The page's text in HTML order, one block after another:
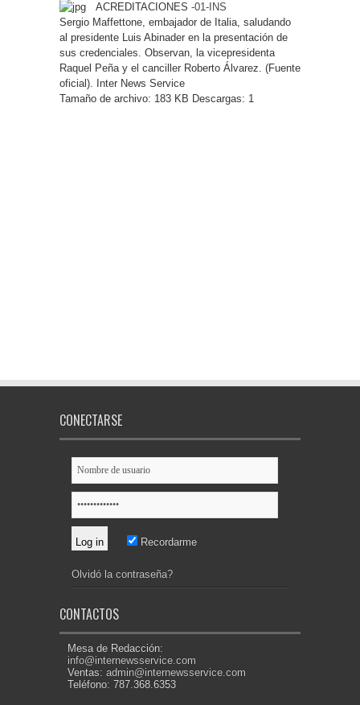
ACREDITACIONES -01-INS
Sergio Maffettone, embajador de Italia, saludando
al presidente Luis Abinader en la presentación de
sus credenciales. Observan, la vicepresidenta
Raquel Peña y el canciller Roberto Álvarez. (Fuente
oficial). Inter News Service
Tamaño de archivo: 183 KB Descargas: 1
CONECTARSE
Recordarme
Olvidó la contraseña?
CONTACTOS
Mesa de Redacción:
info@internewsservice.com
Ventas: admin@internewsservice.com
Teléfono: 787.368.6353